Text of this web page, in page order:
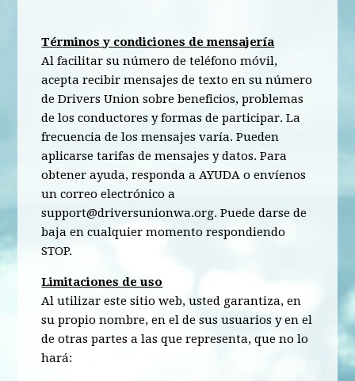
Términos y condiciones de mensajería
Al facilitar su número de teléfono móvil,
acepta recibir mensajes de texto en su número
de Drivers Union sobre beneficios, problemas
de los conductores y formas de participar. La
frecuencia de los mensajes varía. Pueden
aplicarse tarifas de mensajes y datos. Para
obtener ayuda, responda a AYUDA o envíenos
un correo electrónico a
support@driversunionwa.org. Puede darse de
baja en cualquier momento respondiendo
STOP.
Limitaciones de uso
Al utilizar este sitio web, usted garantiza, en
su propio nombre, en el de sus usuarios y en el
de otras partes a las que representa, que no lo
hará: